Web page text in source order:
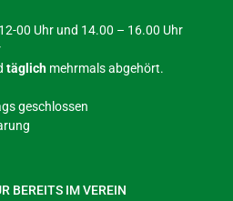
00 Uhr und 14.00 – 16.00 Uhr
täglich mehrmals abgehört.
geschlossen
BEREITS IM VEREIN